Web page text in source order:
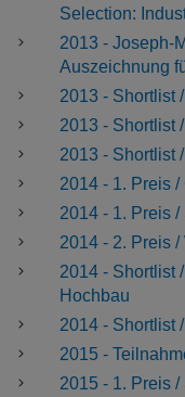
Selection:
2013 - Joseph-
Auszeichnung
2013 - Shortlist
2013 - Shortlist
2013 - Shortlist
2014 - 1. Preis
2014 - 1. Preis
2014 - 2. Preis
2014 - Shortlist
Hochbau
2014 - Shortlist
2015 -
2015 - 1. Preis